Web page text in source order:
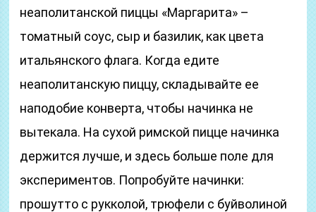
неаполитанской пиццы «Маргарита» ­–
томатный соус, сыр и базилик, как цвета
итальянского флага. Когда едите
неаполитанскую пиццу, складывайте ее
наподобие конверта, чтобы начинка не
вытекала. На сухой римской пицце начинка
держится лучше, и здесь больше поле для
экспериментов. Попробуйте начинки:
прошутто с рукколой, трюфели с буйволиной